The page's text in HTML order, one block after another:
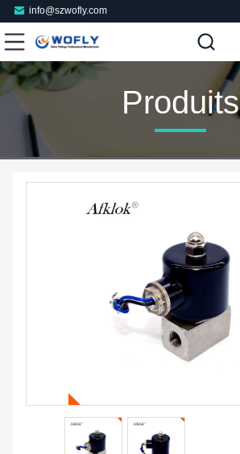
info@szwofly.com
Produits